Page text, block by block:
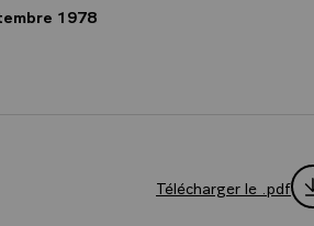
1978
Télécharger le .pdf